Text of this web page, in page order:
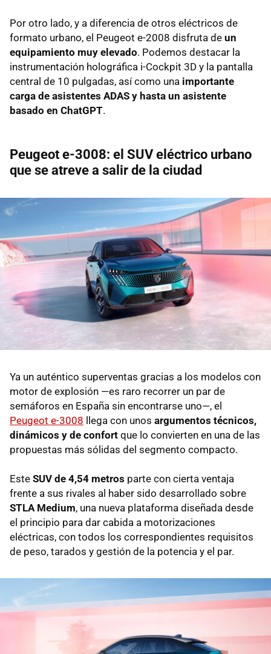
Por otro lado, y a diferencia de otros eléctricos de
formato urbano, el Peugeot e-2008 disfruta de un
equipamiento muy elevado. Podemos destacar la
instrumentación holográfica i-Cockpit 3D y la pantalla
central de 10 pulgadas, así como una importante
carga de asistentes ADAS y hasta un asistente
basado en ChatGPT.
Peugeot e-3008: el SUV eléctrico urbano
que se atreve a salir de la ciudad
Ya un auténtico superventas gracias a los modelos con
motor de explosión —es raro recorrer un par de
semáforos en España sin encontrarse uno—, el
Peugeot e-3008 llega con unos argumentos técnicos,
dinámicos y de confort que lo convierten en una de las
propuestas más sólidas del segmento compacto.
Este SUV de 4,54 metros parte con cierta ventaja
frente a sus rivales al haber sido desarrollado sobre
STLA Medium, una nueva plataforma diseñada desde
el principio para dar cabida a motorizaciones
eléctricas, con todos los correspondientes requisitos
de peso, tarados y gestión de la potencia y el par.